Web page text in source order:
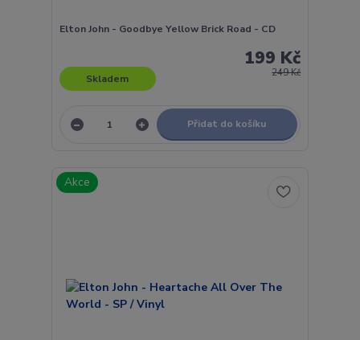
Elton John - Goodbye Yellow Brick Road - CD
249 Kč
199 Kč
Skladem
Přidat do košíku
Akce